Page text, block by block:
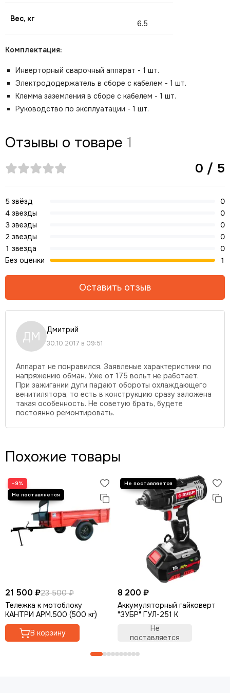
Вес, кг
6.5
Комплектация:
Инверторный сварочный аппарат - 1 шт.
Электрододержатель в сборе с кабелем - 1 шт.
Клемма заземления в сборе с кабелем - 1 шт.
Руководство по эксплуатации - 1 шт.
Отзывы о товаре 1
ДМ Дмитрий
30.10.2017 в 09:51
Аппарат не понравился. Заявленые характеристики по
напряжению обман. Уже от 175 вольт не работает.
При зажигании дуги падают обороты охлаждающего
венитилятора, то есть в конструкцию сразу заложена
такая особенность. Не советую брать, будете
постоянно ремонтировать.
0 / 5
5 звёзд
0
4 звезды
0
3 звезды
0
2 звезды
0
1 звезда
0
Без оценки
1
Оставить отзыв
Похожие товары
−9%
21 500 ₽23 500 ₽
Тележка к мотоблоку
КАНТРИ АРМ.500 (500 кг)
В корзину
8 200 ₽
Аккумуляторный гайковерт
"ЗУБР" ГУЛ-251 К
Не
поставляется